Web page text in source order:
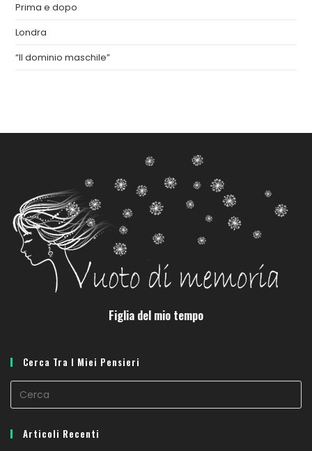
Prima e dopo
Londra
“Il dominio maschile”
Figlia del mio tempo
Cerca Tra I Miei Pensieri
Articoli Recenti